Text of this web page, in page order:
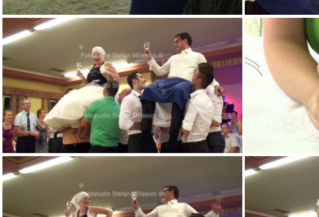
v 10m29s109
v 11m39s343